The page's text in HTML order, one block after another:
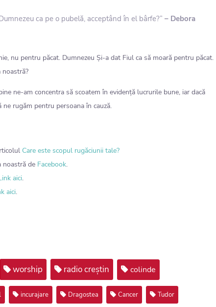
ca pe o pubelă, acceptând în el bârfe?”– Debora
nu pentru păcat. Dumnezeu Și-a dat Fiul ca să moară pentru păcat.
ne-am concentra să scoatem în evidență lucrurile bune, iar dacă
rugăm pentru persoana în cauză.
Care este scopul rugăciunii tale?
noastră de Facebook.
aici.
aici.
worship radio creștin colinde
incurajare Dragostea Cancer Tudor